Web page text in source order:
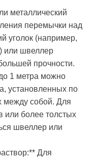
металлический
перемычки над
уголок (например,
или швеллер
прочности.
1 метра можно
установленных по
между собой. Для
или более толстых
швеллер или
Для